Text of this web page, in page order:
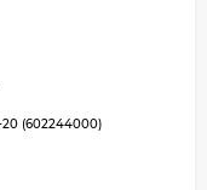
20 (602244000)